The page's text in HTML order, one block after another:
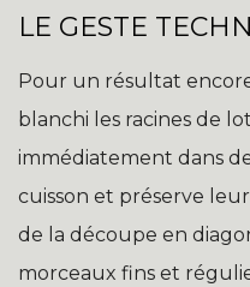
LE GESTE
Pour un résultat
blanchi les racines de
immédiatement dans
cuisson et préserve
de la découpe en
morceaux fins et